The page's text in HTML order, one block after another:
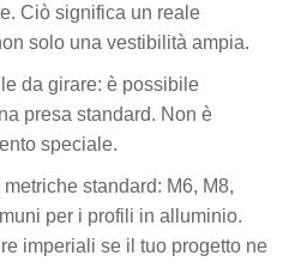
Ciò significa un reale
solo una vestibilità ampia.
da girare: è possibile
presa standard. Non è
speciale.
metriche standard: M6, M8,
per i profili in alluminio.
imperiali se il tuo progetto ne